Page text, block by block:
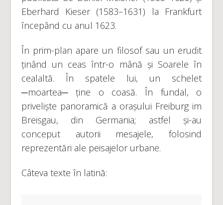
Eberhard Kieser (1583–1631) la Frankfurt
începând cu anul 1623.
În prim-plan apare un filosof sau un erudit
ținând un ceas într-o mână și Soarele în
cealaltă. În spatele lui, un schelet
─moartea─ ține o coasă. În fundal, o
priveliște panoramică a orașului Freiburg im
Breisgau, din Germania; astfel și-au
conceput autorii mesajele, folosind
reprezentări ale peisajelor urbane.
Câteva texte în latină: